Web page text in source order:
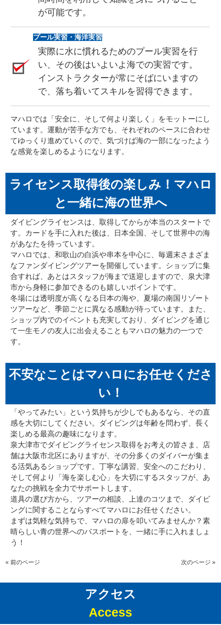
が可能です。
プール実習・海洋実習
実際に水に慣れるためのプール実習を行
い、その後はいよいよ海での実習です。
インストラクターが常にそばにいますの
で、落ち着いてスキルを習得できます。
マハロでは「安全に、そして何より楽しく」をモットーにし
ています。運動が苦手な方でも、それぞれのペースに合わせ
てゆっくり進めていくので、気づけば海の一部になったよう
な感覚を楽しめるようになります。
ライセンス取得後の楽しみ！マハロ
と一緒に海の世界へ
ダイビングライセンスは、取得してからが本当のスタートで
す。カードを手に入れた後は、日本全国、そして世界中の海
があなたを待っています。
マハロでは、和歌山の白浜や串本を中心に、毎週末さまざま
なファンダイビングツアーを開催しています。ショップに集
合すれば、あとはスタッフが海まで送迎しますので、泉大津
市から身軽に参加できるのも嬉しいポイントです。
冬場には透明度が高くなる日本の海や、夏場の南国リゾート
ツアーなど、季節ごとに異なる感動が待っています。また、
ショップ内でのイベントも充実しており、ダイビングを通じ
て一生モノの友人に出会えることもマハロの魅力の一つで
す。
不安なことはマハロにお任せくださ
い！
「やってみたい」という気持ちが少しでもあるなら、その直
感を大切にしてください。ダイビングは年齢を問わず、長く
楽しめる最高の趣味になります。
泉大津市でダイビングライセンス取得をお考えの皆さま、店
舗は大阪市北区にありますが、その分多くのダイバーが集ま
る活気あるショップです。丁寧な講習、安全へのこだわり、
そして何より「海を楽しむ心」を大切にするスタッフが、あ
なたの挑戦を全力でサポートします。
道具の選び方から、ツアーの相談、上達のコツまで、ダイビ
ングに関することならすべてマハロにお任せください。
まずは気軽な気持ちで、マハロの扉を叩いてみませんか？素
晴らしい青の世界へのパスポートを、一緒に手に入れましょ
う！
« 前のページ 次のページ »
アクセス
Access